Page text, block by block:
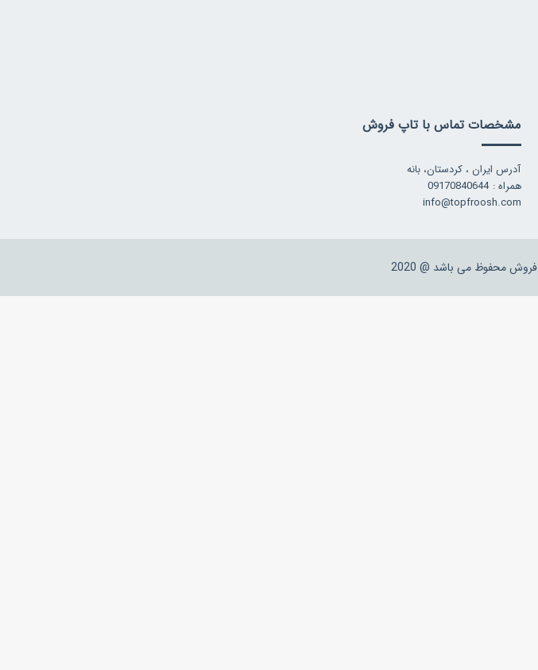
مشخصات تماس با تاپ فروش
آدرس ایران ، کردستان، بانه
همراه : 09170840644
info@topfroosh.com
محفوظ می باشد @ 2020